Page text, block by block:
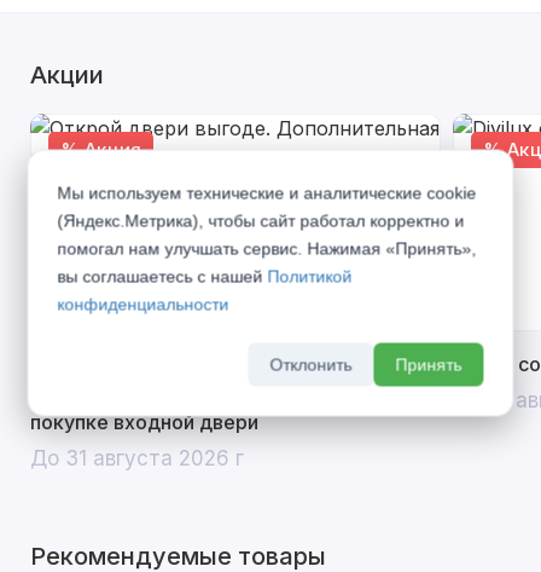
Акции
% Акция
Открой двери выгоде. Дополнительная
скидка 10% на межкомнатные двери при
покупке входной двери
До 31 августа 2026 г
%
Divilux
До 31
Рекомендуемые товары
Мы используем технические и аналитические cookie
(Яндекс.Метрика), чтобы сайт работал корректно и
помогал нам улучшать сервис. Нажимая «Принять»,
вы соглашаетесь с нашей Политикой
конфиденциальности
Отклонить Принять